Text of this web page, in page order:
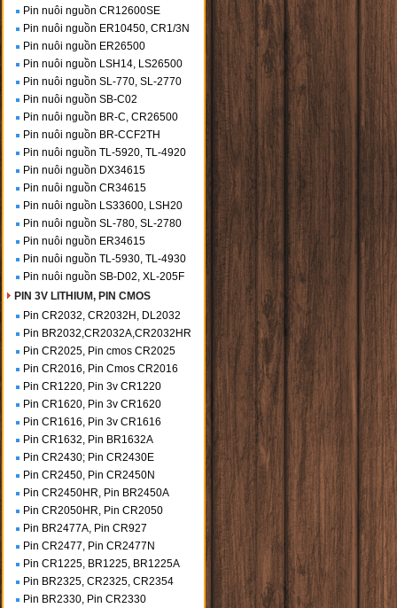
Pin nuôi nguồn CR12600SE
Pin nuôi nguồn ER10450, CR1/3N
Pin nuôi nguồn ER26500
Pin nuôi nguồn LSH14, LS26500
Pin nuôi nguồn SL-770, SL-2770
Pin nuôi nguồn SB-C02
Pin nuôi nguồn BR-C, CR26500
Pin nuôi nguồn BR-CCF2TH
Pin nuôi nguồn TL-5920, TL-4920
Pin nuôi nguồn DX34615
Pin nuôi nguồn CR34615
Pin nuôi nguồn LS33600, LSH20
Pin nuôi nguồn SL-780, SL-2780
Pin nuôi nguồn ER34615
Pin nuôi nguồn TL-5930, TL-4930
Pin nuôi nguồn SB-D02, XL-205F
PIN 3V LITHIUM, PIN CMOS
Pin CR2032, CR2032H, DL2032
Pin BR2032,CR2032A,CR2032HR
Pin CR2025, Pin cmos CR2025
Pin CR2016, Pin Cmos CR2016
Pin CR1220, Pin 3v CR1220
Pin CR1620, Pin 3v CR1620
Pin CR1616, Pin 3v CR1616
Pin CR1632, Pin BR1632A
Pin CR2430; Pin CR2430E
Pin CR2450, Pin CR2450N
Pin CR2450HR, Pin BR2450A
Pin CR2050HR, Pin CR2050
Pin BR2477A, Pin CR927
Pin CR2477, Pin CR2477N
Pin CR1225, BR1225, BR1225A
Pin BR2325, CR2325, CR2354
Pin BR2330, Pin CR2330